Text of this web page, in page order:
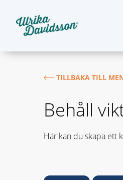
TILLBAKA TILL
Behåll
Här kan du skapa ett